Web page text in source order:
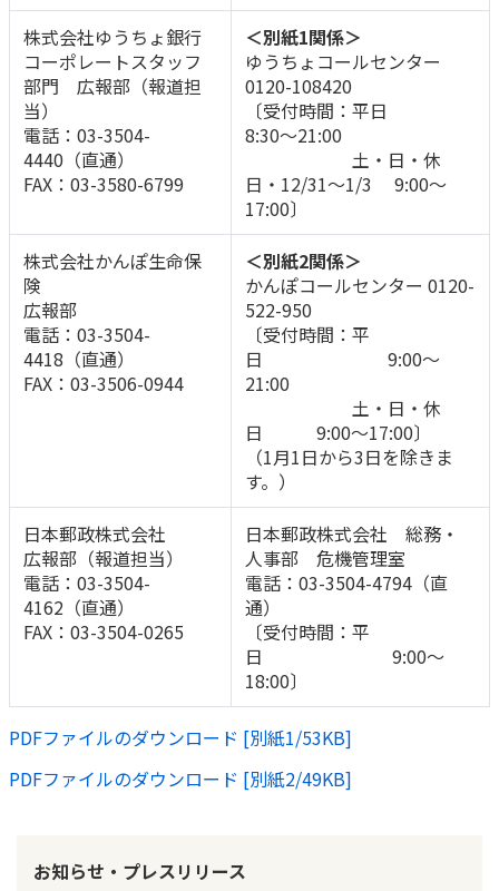
株式会社ゆうちょ銀行
コーポレートスタッフ
部門 広報部（報道担
当）
電話：03-3504-
4440（直通）
FAX：03-3580-6799
＜別紙1関係＞
ゆうちょコールセンター
0120-108420
〔受付時間：平日
8:30～21:00
土・日・休
日・12/31～1/3 9:00～
17:00〕
株式会社かんぽ生命保
険
広報部
電話：03-3504-
4418（直通）
FAX：03-3506-0944
＜別紙2関係＞
かんぽコールセンター 0120-
522-950
〔受付時間：平
日 9:00～
21:00
土・日・休
日 9:00～17:00〕
（1月1日から3日を除きま
す。）
日本郵政株式会社
広報部（報道担当）
電話：03-3504-
4162（直通）
FAX：03-3504-0265
日本郵政株式会社 総務・
人事部 危機管理室
電話：03-3504-4794（直
通）
〔受付時間：平
日 9:00～
18:00〕
PDFファイルのダウンロード [別紙1/53KB]
PDFファイルのダウンロード [別紙2/49KB]
お知らせ・プレスリリース